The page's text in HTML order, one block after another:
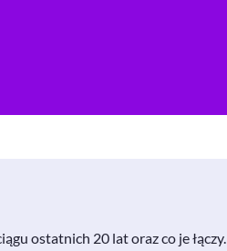
ostatnich 20 lat oraz co je łączy.